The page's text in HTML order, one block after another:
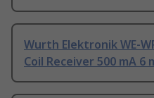
Wurth Elektronik WE-
Coil Receiver 500 mA 6